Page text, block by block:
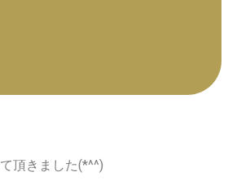
頂きました(*^^)